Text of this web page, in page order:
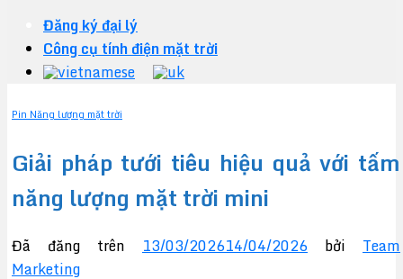
Đăng ký đại lý
Công cụ tính điện mặt trời
Pin Năng lượng mặt trời
Giải pháp tưới tiêu hiệu quả với tấm
năng lượng mặt trời mini
Đã đăng trên 13/03/202614/04/2026 bởi Team
Marketing